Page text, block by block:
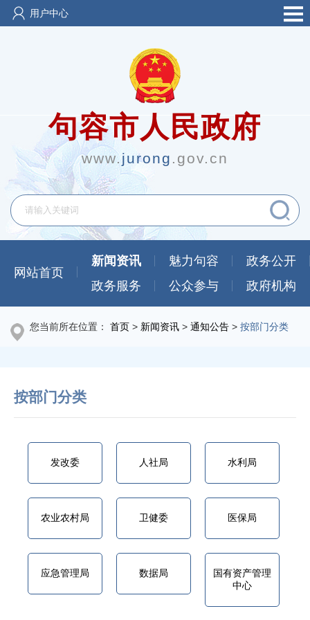
用户中心
句容市人民政府
www.jurong .gov.cn
网站首页
新闻资讯 魅力句容
政务公开
政务服务
公众参与 政府机构
您当前所在位置： 首页 > 新闻资讯 > 通知公告 > 按部门分类
按部门分类
发改委 人社局 水利局
农业农村局 卫健委 医保局
应急管理局 数据局
国有资产管理
中心